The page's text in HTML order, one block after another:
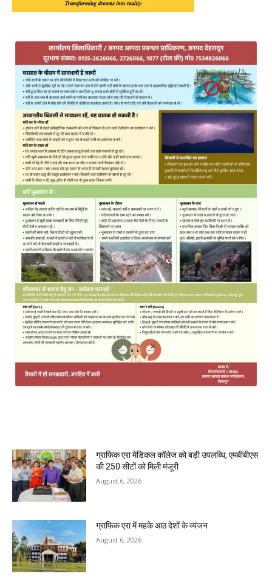
ग्राफिक एरा मेडिकल कॉलेज को बड़ी उपलब्धि, एमबीबीएस
की 250 सीटों को मिली मंजूरी
August 6, 2026
ग्राफिक एरा में महके आठ देशों के व्यंजन
August 6, 2026